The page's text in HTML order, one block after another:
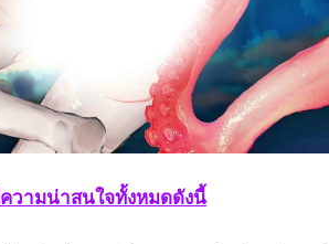
วามน่าสนใจทั้งหมดดังนี้